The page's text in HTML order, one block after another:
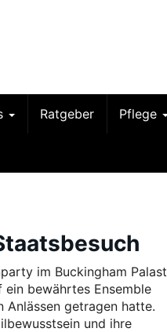
Ratgeber Pflege
im Buckingham Palast
bewährtes Ensemble
getragen hatte.
und ihre